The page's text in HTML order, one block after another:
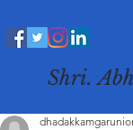
Shri.